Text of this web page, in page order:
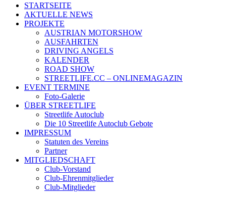
STARTSEITE
AKTUELLE NEWS
PROJEKTE
AUSTRIAN MOTORSHOW
AUSFAHRTEN
DRIVING ANGELS
KALENDER
ROAD SHOW
STREETLIFE.CC – ONLINEMAGAZIN
EVENT TERMINE
Foto-Galerie
ÜBER STREETLIFE
Streetlife Autoclub
Die 10 Streetlife Autoclub Gebote
IMPRESSUM
Statuten des Vereins
Partner
MITGLIEDSCHAFT
Club-Vorstand
Club-Ehrenmitglieder
Club-Mitglieder